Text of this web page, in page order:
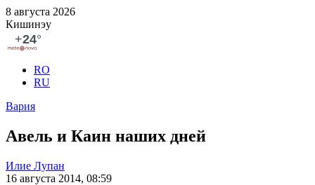
8 августа 2026
Кишинэу
RO
RU
Вария
Авель и Каин наших дней
Илие Лупан
16 августа 2014, 08:59